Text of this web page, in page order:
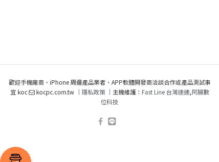
歡迎手機廠商、iPhone 周邊產品業者、APP軟體開發商洽談合作或產品測試事
宜 koc
kocpc.com.tw ｜ 隱私政策｜主機維護： Fast Line 台灣速連,阿腸數
位科技